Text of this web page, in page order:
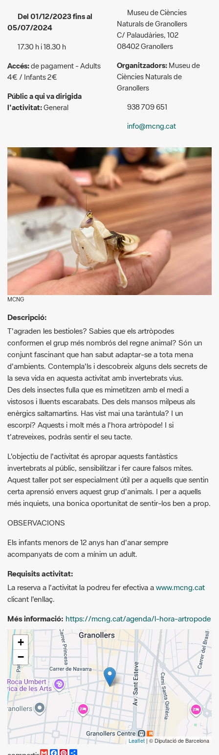
17.30 h i 18.30 h
Accés:de pagament - Adults
4€ / Infants 2€
Públic a qui va dirigida
l'activitat: General
08402 Granollers
Organitzadors: Museu de
Ciències Naturals de
938 709 651
info@mcng.cat
MCNG
Descripció:
T'agraden les bestioles? Sabies que els artròpodes
conjunt fascinant que han sabut adaptar-se a tota mena
d'ambients. Contempla'ls i descobreix alguns dels secrets de
la seva vida en aquesta activitat amb invertebrats vius.
Des dels insectes fulla que es mimetitzen amb el medi a
vistosos i lluents escarabats. Des dels mansos milpeus als
enèrgics saltamartins. Has vist mai una taràntula? I un
escorpí? Aquests i molt més a l'hora artròpode! I si
t'atreveixes, podràs sentir el seu tacte.
L'objectiu de l'activitat és apropar aquests fantàstics
invertebrats al públic, sensibilitzar i fer caure falsos mites.
certa aprensió envers aquest grup d'animals. I per a aquells
més inquiets, una bonica oportunitat de sentir-los ben a prop.
OBSERVACIONS
Els infants menors de 12 anys han d'anar sempre
acompanyats de com a mínim un adult.
Requisits activitat:
La reserva a l'activitat la podreu fer efectiva a
Més informació: https://mcng.cat/agenda/l-hora-artropode
−
Leaflet | © Diputació de Barcelona
compartir
m
a
F
a
c
b
P
i
n
t
e
C
o
m
p
Recursos.
mcng.cat/agenda